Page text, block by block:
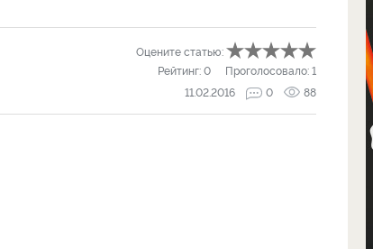
Оцените статью:
Рейтинг:0 Проголосовало:1
11.02.2016
0 88